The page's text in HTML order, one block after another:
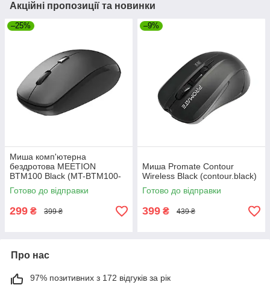
Акційні пропозиції та новинки
–25%
Миша комп'ютерна
бездротова MEETION
BTM100 Black (MT-BTM100-
A)
Готово до відправки
299 ₴ 399 ₴
–9%
Миша Promate Contour
Wireless Black (contour.black)
Готово до відправки
399 ₴ 439 ₴
Про нас
97% позитивних з 172 відгуків за рік